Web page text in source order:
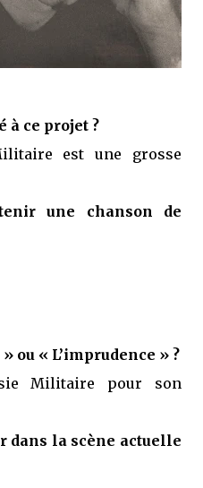
à ce projet ?
est une grosse
une chanson de
« L’imprudence » ?
Militaire pour son
la scène actuelle